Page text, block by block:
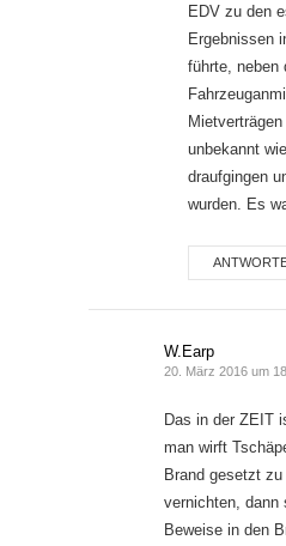
EDV zu den
Ergebnissen
führte, neben
unbekannt
draufgingen
wurden. Es
W.Earp
20. März 2016 um
Das in der ZEIT
man wirft
Brand gesetzt
vernichten, dann
Beweise in den